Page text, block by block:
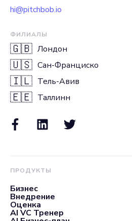
hi@pitchbob.io
ФИЛИАЛЫ
🇬🇧 Лондон
🇺🇸 Сан-Франциско
🇮🇱 Тель-Авив
🇪🇪 Таллинн
ПРОДУКТЫ
Бизнес
Внедрение
Оценка
AI VC Тренер